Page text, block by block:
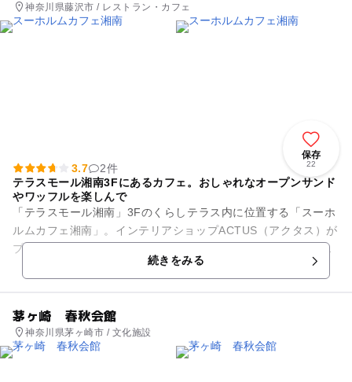
神奈川県藤沢市 / レストラン・カフェ
保存
22
3.7
2件
テラスモール湘南3Fにあるカフェ。おしゃれなオープンサンド
やワッフルを楽しんで
「テラスモール湘南」3Fのくらしテラス内に位置する「スーホ
ルムカフェ湘南」。インテリアショップACTUS（アクタス）が
プロデュースする、デザイン家具に囲まれた本格的なカフェで
続きをみる
茅ヶ崎 春秋会館
神奈川県茅ヶ崎市 / 文化施設